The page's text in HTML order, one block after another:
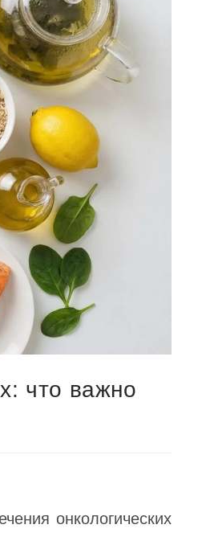
что важно
онкологических